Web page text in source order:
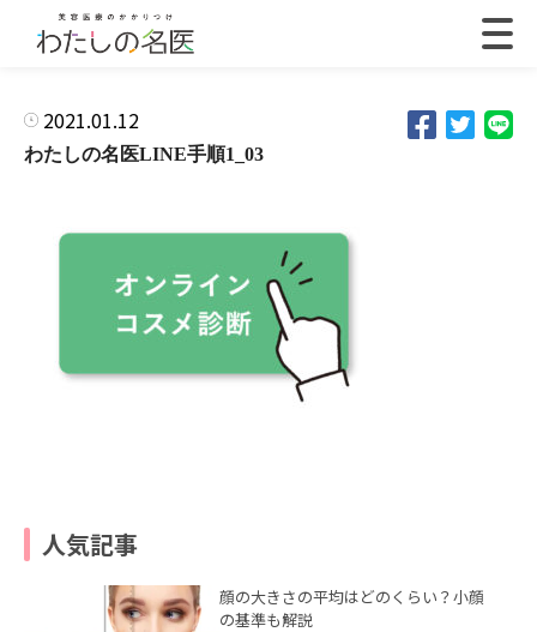
2021.01.12
わたしの名医LINE手順1_03
人気記事
顔の大きさの平均はどのくらい？小顔
の基準も解説